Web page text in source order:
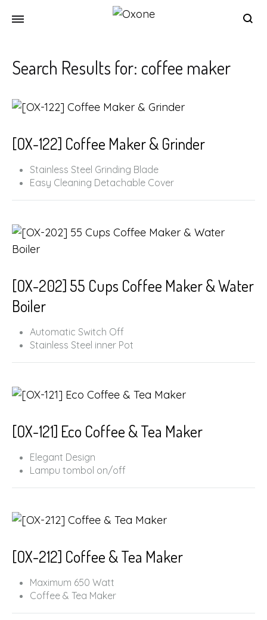
your
Search Results for: coffee maker
[OX-122] Coffee Maker & Grinder
Stainless Steel Grinding Blade
Easy Cleaning Detachable Cover
Warming Plate
33x30x22
[OX-202] 55 Cups Coffee Maker & Water
Boiler
Automatic Switch Off
Stainless Steel inner Pot
[OX-121] Eco Coffee & Tea Maker
Elegant Design
Lampu tombol on/off
Kapasitas 1.25 L
[OX-212] Coffee & Tea Maker
Maximum 650 Watt
Coffee & Tea Maker